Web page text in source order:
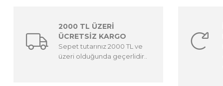
2000 TL ÜZERİ
ÜCRETSİZ KARGO
Sepet tutarınız 2000 TL ve
üzeri olduğunda geçerlidir..